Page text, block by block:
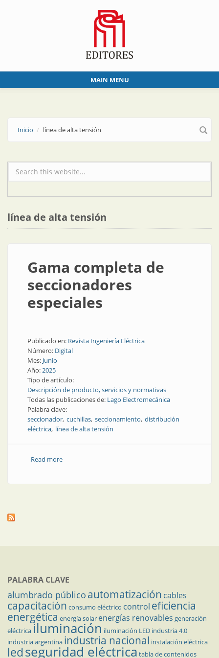
MAIN MENU
Inicio línea de alta tensión
Formulario de búsqueda
línea de alta tensión
Gama completa de
seccionadores
especiales
Publicado en: Revista Ingeniería Eléctrica
Número: Digital
Mes: Junio
Año:2025
Tipo de artículo:
Descripción de producto, servicios y normativas
Todas las publicaciones de: Lago Electromecánica
Palabra clave:
seccionador cuchillas seccionamiento distribución
eléctrica línea de alta tensión
Read moreabout Gama completa de seccionadores especiales
PALABRA CLAVE
alumbrado público automatización cables
capacitación consumo eléctrico control eficiencia
energética energía solar energías renovables generación
eléctricailuminación iluminación LED industria 4.0
industria argentina industria nacional instalación eléctrica
ledseguridad eléctrica tabla de contenidos